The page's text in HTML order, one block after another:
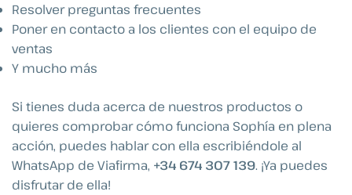
Resolver preguntas frecuentes
Poner en contacto a los clientes con el equipo de
ventas
Y mucho más
Si tienes duda acerca de nuestros productos o
quieres comprobar cómo funciona Sophía en plena
acción, puedes hablar con ella escribiéndole al
WhatsApp de Viafirma, +34 674 307 139. ¡Ya puedes
disfrutar de ella!